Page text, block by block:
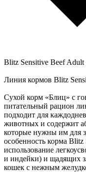
Blitz Sensitive Beef Adult
Линия кормов Blitz
Сухой корм «Блиц» с
питательный рацион
подходит для
животных и содержит
которые нужны им для
особенность корма
использование
и индейки) и щадящих
кошек с нежным